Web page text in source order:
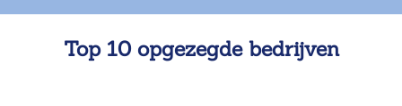
Top 10 opgezegde bedrijven